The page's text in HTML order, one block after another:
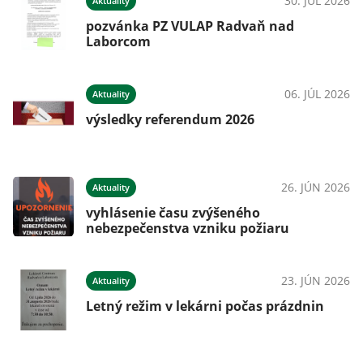
pozvánka PZ VULAP Radvaň nad
Laborcom
Aktuality 06. JÚL 2026
výsledky referendum 2026
Aktuality 26. JÚN 2026
vyhlásenie času zvýšeného
nebezpečenstva vzniku požiaru
Aktuality 23. JÚN 2026
Letný režim v lekárni počas prázdnin